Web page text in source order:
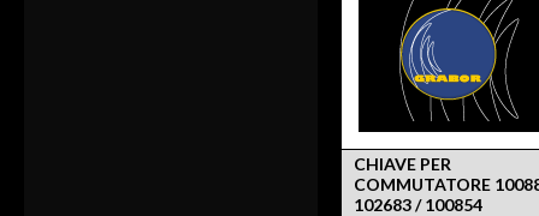
CHIAVE PER
COMMUTATORE
102683 / 100854